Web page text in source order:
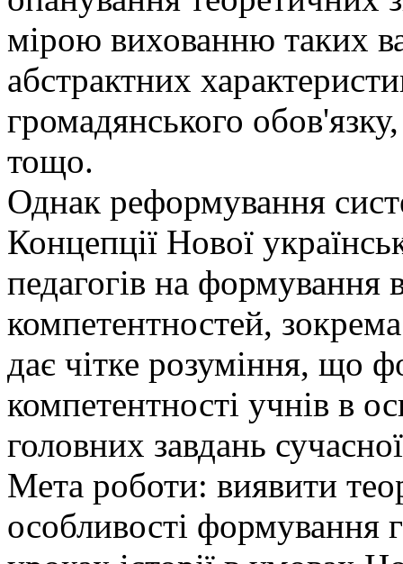
мірою вихованню таких
абстрактних
громадянського
тощо.
Однак реформування
Концепції Нової
педагогів на формування
компетентностей,
дає чітке розуміння, що
компетентності учнів в
головних завдань
Мета роботи: виявити
особливості формування